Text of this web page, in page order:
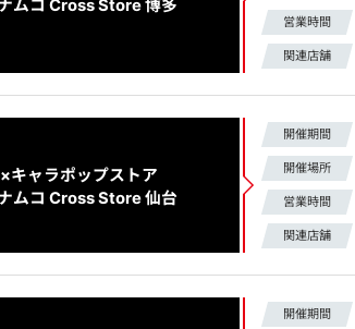
ムコ Cross Store 博多​
営業時間
関連店舗
キャラポップストア​
ムコ Cross Store 仙台​
開催期間
開催場所
営業時間
関連店舗
開催期間